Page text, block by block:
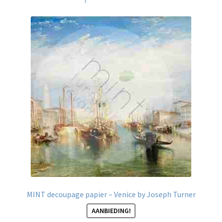
MINT decoupage papier – Venice by Joseph Turner
AANBIEDING!